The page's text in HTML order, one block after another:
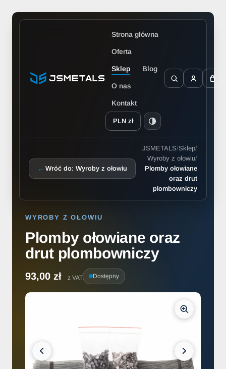
Strona główna
Oferta
Sklep Blog
O nas
Kontakt
PLN zł
← Wróć do: Wyroby z ołowiu
JSMETALS/Sklep/
Wyroby z ołowiu/
Plomby ołowiane
oraz drut
plombowniczy
WYROBY Z OŁOWIU
Plomby ołowiane oraz
drut plombowniczy
93,00 zł z VAT Dostępny